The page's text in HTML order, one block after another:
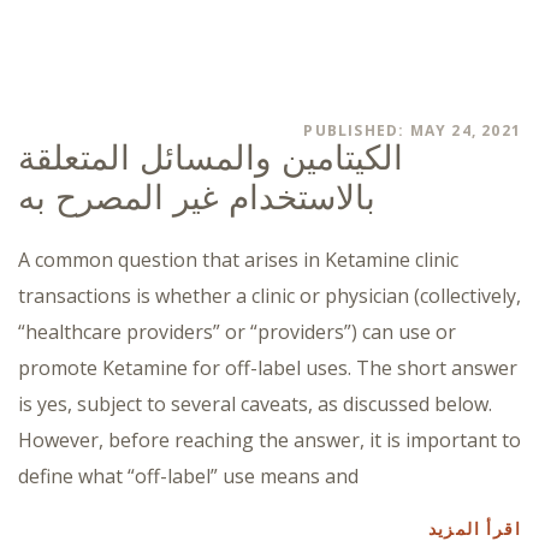
PUBLISHED: MAY 24, 2021
الكيتامين والمسائل المتعلقة
بالاستخدام غير المصرح به
A common question that arises in Ketamine clinic
transactions is whether a clinic or physician (collectively,
“healthcare providers” or “providers”) can use or
promote Ketamine for off-label uses. The short answer
is yes, subject to several caveats, as discussed below.
However, before reaching the answer, it is important to
define what “off-label” use means and
اقرأ المزيد